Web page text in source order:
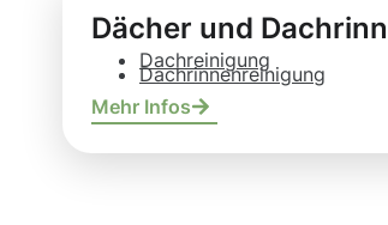
Dächer und
Dachreinigung
Dachrinnenreinigung
Mehr Infos